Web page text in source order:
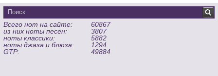
Всего нот на сайте:
60867
из них ноты песен:
3807
ноты классики:
5882
ноты джаза и блюза:
1294
GTP:
49884